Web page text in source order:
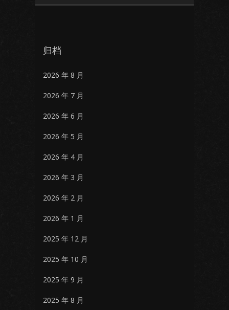
归档
2026 年 8 月
2026 年 7 月
2026 年 6 月
2026 年 5 月
2026 年 4 月
2026 年 3 月
2026 年 2 月
2026 年 1 月
2025 年 12 月
2025 年 10 月
2025 年 9 月
2025 年 8 月